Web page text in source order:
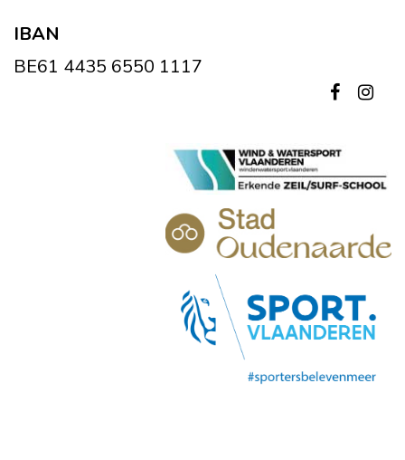
IBAN
BE61 4435 6550 1117